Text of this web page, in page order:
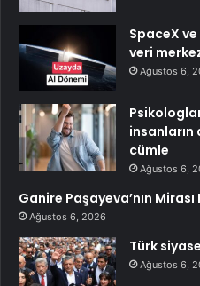
SpaceX
veri
Ağustos 6,
insanların
cümle
Ağustos 6,
Ganire Paşayeva’nın Mirası
Ağustos 6, 2026
Türk
Ağustos 6,